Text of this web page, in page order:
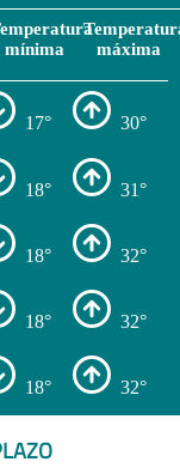
mínima
máxima
17° 30°
18° 31°
18° 32°
18° 32°
18° 32°